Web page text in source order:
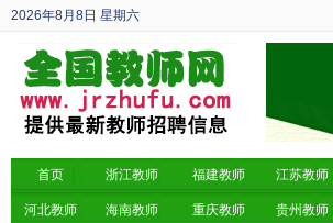
2026年8月8日 星期六
丙午年 六月廿六
首页 浙江教师 福建教师 江苏教师
河北教师 海南教师 重庆教师 贵州教师